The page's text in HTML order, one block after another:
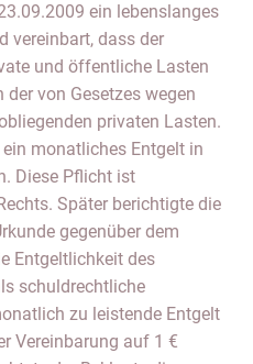
ein lebenslanges
vereinbart, dass der
und öffentliche Lasten
von Gesetzes wegen
privaten Lasten.
monatliches Entgelt in
Diese Pflicht ist
Später berichtigte die
gegenüber dem
Entgeltlichkeit des
schuldrechtliche
zu leistende Entgelt
Vereinbarung auf 1 €